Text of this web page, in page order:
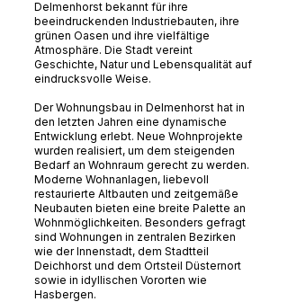
Delmenhorst bekannt für ihre
beeindruckenden Industriebauten, ihre
grünen Oasen und ihre vielfältige
Atmosphäre. Die Stadt vereint
Geschichte, Natur und Lebensqualität auf
eindrucksvolle Weise.
Der Wohnungsbau in Delmenhorst hat in
den letzten Jahren eine dynamische
Entwicklung erlebt. Neue Wohnprojekte
wurden realisiert, um dem steigenden
Bedarf an Wohnraum gerecht zu werden.
Moderne Wohnanlagen, liebevoll
restaurierte Altbauten und zeitgemäße
Neubauten bieten eine breite Palette an
Wohnmöglichkeiten. Besonders gefragt
sind Wohnungen in zentralen Bezirken
wie der Innenstadt, dem Stadtteil
Deichhorst und dem Ortsteil Düsternort
sowie in idyllischen Vororten wie
Hasbergen.